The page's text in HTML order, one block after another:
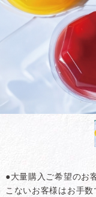
●大量購入ご希望のお
こないお客様はお手